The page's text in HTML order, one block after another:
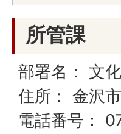
所管課
部署名： 文
住所： 金沢
電話番号：